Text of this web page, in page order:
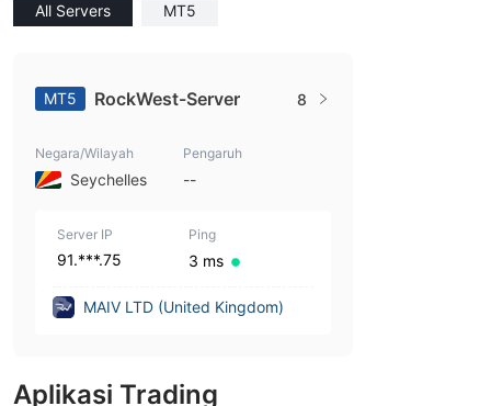
All Servers MT5
MT5 RockWest-Server 8
Negara/Wilayah
Seychelles
Pengaruh
--
Server IP
91.***.75
Ping
3 ms
MAIV LTD (United Kingdom)
Aplikasi Trading